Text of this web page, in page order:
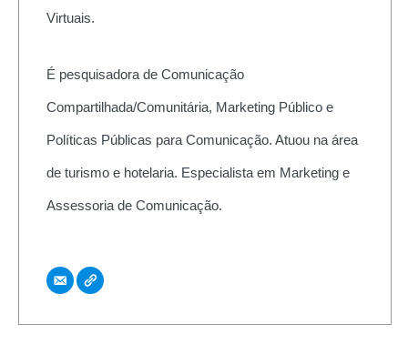
Virtuais.
É pesquisadora de Comunicação
Compartilhada/Comunitária, Marketing Público e
Políticas Públicas para Comunicação. Atuou na área
de turismo e hotelaria. Especialista em Marketing e
Assessoria de Comunicação.